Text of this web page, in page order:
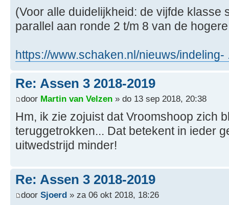
(Voor alle duidelijkheid: de vijfde klasse
parallel aan ronde 2 t/m 8 van de
https://www.schaken.nl/nieuws/indeling-
Re: Assen 3 2018-2019
door Martin van Velzen » do 13 sep 2018, 20:38
Hm, ik zie zojuist dat Vroomshoop zich
teruggetrokken... Dat betekent in ieder
uitwedstrijd minder!
Re: Assen 3 2018-2019
door Sjoerd » za 06 okt 2018, 18:26